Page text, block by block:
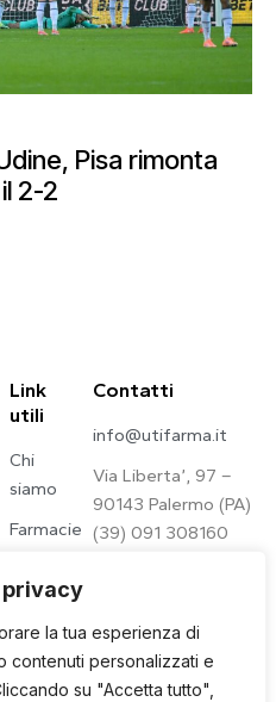
privacy
la tua esperienza di
contenuti personalizzati e
su "Accetta tutto",
Pisa rimonta
2-2
Link
utili
Chi
siamo
Farmacie
Policy
Contatti
info@utifarma.it
Via Liberta’, 97 –
90143 Palermo (PA)
(39) 091 308160